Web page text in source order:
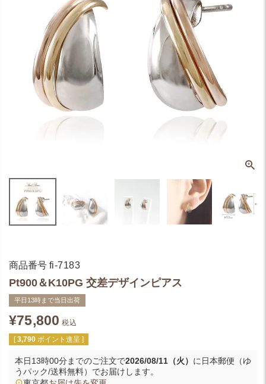
商品番号 fi-7183
Pt900＆K10PG 交差デザインピアス
平日13時まで当日出荷
¥75,800 税込
[ 3,790 ポイント進呈 ]
本日13時00分までのご注文で2026/08/11（火） に 日本郵便（ゆ
うパック/送料無料） でお届けします。